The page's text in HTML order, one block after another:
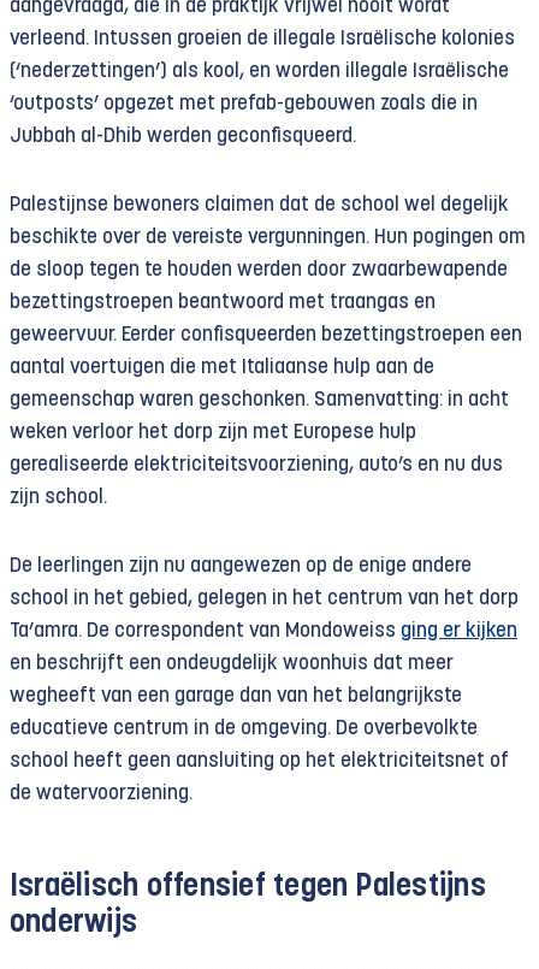
aangevraagd, die in de praktijk vrijwel nooit wordt
verleend. Intussen groeien de illegale Israëlische kolonies
(‘nederzettingen’) als kool, en worden illegale Israëlische
‘outposts’ opgezet met prefab-gebouwen zoals die in
Jubbah al-Dhib werden geconfisqueerd.
Palestijnse bewoners claimen dat de school wel degelijk
beschikte over de vereiste vergunningen. Hun pogingen om
de sloop tegen te houden werden door zwaarbewapende
bezettingstroepen beantwoord met traangas en
geweervuur. Eerder confisqueerden bezettingstroepen een
aantal voertuigen die met Italiaanse hulp aan de
gemeenschap waren geschonken. Samenvatting: in acht
weken verloor het dorp zijn met Europese hulp
gerealiseerde elektriciteitsvoorziening, auto’s en nu dus
zijn school.
De leerlingen zijn nu aangewezen op de enige andere
school in het gebied, gelegen in het centrum van het dorp
Ta’amra. De correspondent van Mondoweiss ging er kijken
en beschrijft een ondeugdelijk woonhuis dat meer
wegheeft van een garage dan van het belangrijkste
educatieve centrum in de omgeving. De overbevolkte
school heeft geen aansluiting op het elektriciteitsnet of
de watervoorziening.
Israëlisch offensief tegen Palestijns
onderwijs